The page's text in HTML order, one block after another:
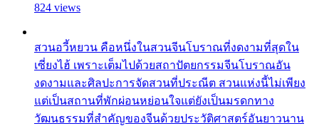
824 views
สวนอวี้หยวน คือหนึ่งในสวนจีนโบราณที่งดงามที่สุดใน
เซี่ยงไฮ้ เพราะเต็มไปด้วยสถาปัตยกรรมจีนโบราณอัน
งดงามและศิลปะการจัดสวนที่ประณีต สวนแห่งนี้ไม่เพียง
แต่เป็นสถานที่พักผ่อนหย่อนใจแต่ยังเป็นมรดกทาง
วัฒนธรรมที่สำคัญของจีนด้วยประวัติศาสตร์อันยาวนาน